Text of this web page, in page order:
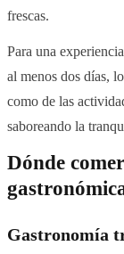
frescas.
Para una
al menos dos días,
como de las
saboreando la
Dónde
Gastronomía